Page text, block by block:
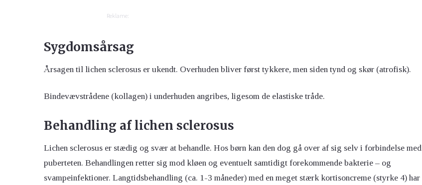
Reklame:
Sygdomsårsag
Årsagen til lichen sclerosus er ukendt. Overhuden bliver først tykkere, men siden tynd og skør (atrofisk).
Bindevævstrådene (kollagen) i underhuden angribes, ligesom de elastiske tråde.
Behandling af lichen sclerosus
Lichen sclerosus er stædig og svær at behandle. Hos børn kan den dog gå over af sig selv i forbindelse med
puberteten. Behandlingen retter sig mod kløen og eventuelt samtidigt forekommende bakterie – og
svampeinfektioner. Langtidsbehandling (ca. 1-3 måneder) med en meget stærk kortisoncreme (styrke 4) har